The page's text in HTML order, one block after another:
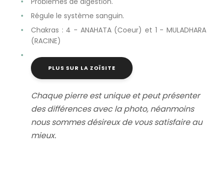
Régule le système sanguin.
Chakras : 4 - ANAHATA (Coeur) et 1 - MULADHARA
(RACINE)
PLUS SUR LA ZOÏSITE
Chaque pierre est unique et peut présenter
des différences avec la photo, néanmoins
nous sommes désireux de vous satisfaire au
mieux.